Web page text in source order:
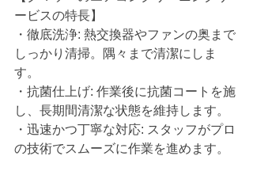
ービスの特長】
・徹底洗浄: 熱交換器やファンの奥まで
しっかり清掃。隅々まで清潔にしま
す。
・抗菌仕上げ: 作業後に抗菌コートを施
し、長期間清潔な状態を維持します。
・迅速かつ丁寧な対応: スタッフがプロ
の技術でスムーズに作業を進めます。